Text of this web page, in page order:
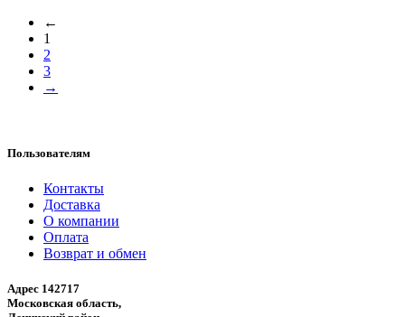
←
1
2
3
→
Пользователям
Контакты
Доставка
О компании
Оплата
Возврат и обмен
Адрес 142717
Московская область,